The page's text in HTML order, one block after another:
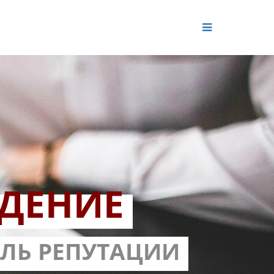
РЕПУТАЦИИ